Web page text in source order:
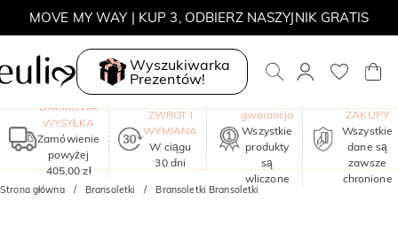
MOVE MY WAY | KUP 3, ODBIERZ NASZYJNIK GRATIS
Wyszukiwarka
Prezentów!
DARMOWA
WYSYŁKA
Zamówienie
powyżej
405,00 zł
ZWROT I
WYMIANA
W ciągu
30 dni
gwarancja
Wszystkie
produkty
są
wliczone
ZAKUPY
Wszystkie
dane są
zawsze
chronione
Strona główna Bransoletki Bransoletki Bransoletki